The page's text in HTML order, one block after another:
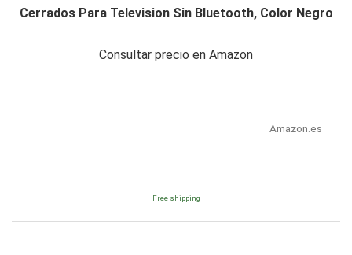
Cerrados Para Television Sin Bluetooth, Color Negro
Consultar precio en Amazon
Amazon.es
Free shipping